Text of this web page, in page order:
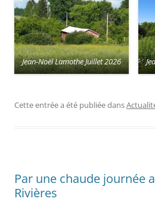
Jean-Noël Lamothe Juillet 2026
Cette entrée a été publiée dans
Par une chaude journée
Rivières